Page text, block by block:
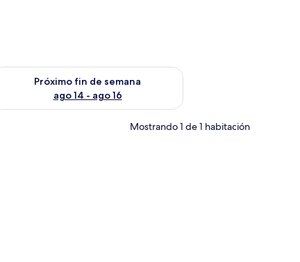
semana ago 7 - ago 9
Próximo fin de semana
ago 14 - ago 16
la disponibilidad para el próximo fin de semana ago
Mostrando 1 de 1 habitación